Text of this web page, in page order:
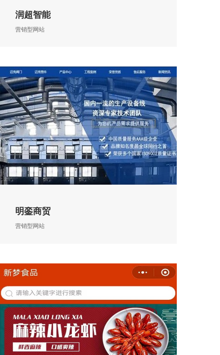
润超智能
营销型网站
明銮商贸
营销型网站